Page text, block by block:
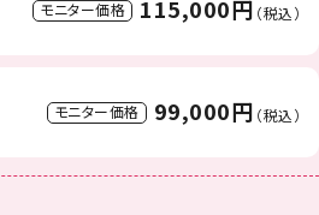
モニター価格 115,000円 （税込）
モニター価格 99,000円 （税込）